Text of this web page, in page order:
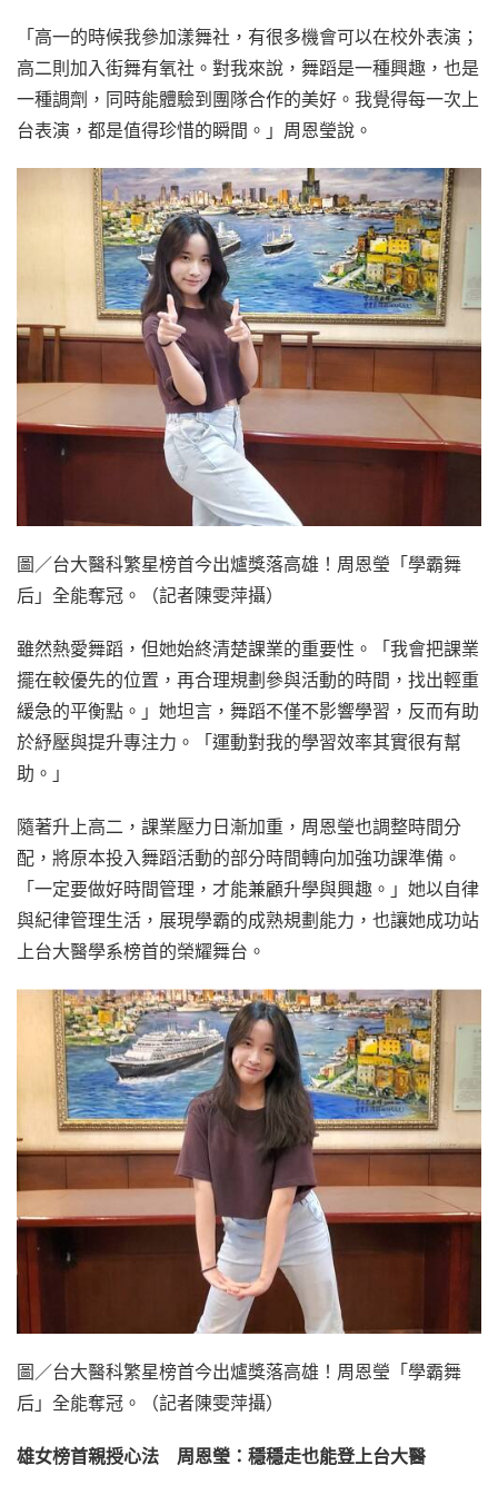
「高一的時候我參加漾舞社，有很多機會可以在校外表演；
高二則加入街舞有氧社。對我來說，舞蹈是一種興趣，也是
一種調劑，同時能體驗到團隊合作的美好。我覺得每一次上
台表演，都是值得珍惜的瞬間。」周恩瑩說。
圖／台大醫科繁星榜首今出爐獎落高雄！周恩瑩「學霸舞
后」全能奪冠。（記者陳雯萍攝）
雖然熱愛舞蹈，但她始終清楚課業的重要性。「我會把課業
擺在較優先的位置，再合理規劃參與活動的時間，找出輕重
緩急的平衡點。」她坦言，舞蹈不僅不影響學習，反而有助
於紓壓與提升專注力。「運動對我的學習效率其實很有幫
助。」
隨著升上高二，課業壓力日漸加重，周恩瑩也調整時間分
配，將原本投入舞蹈活動的部分時間轉向加強功課準備。
「一定要做好時間管理，才能兼顧升學與興趣。」她以自律
與紀律管理生活，展現學霸的成熟規劃能力，也讓她成功站
上台大醫學系榜首的榮耀舞台。
圖／台大醫科繁星榜首今出爐獎落高雄！周恩瑩「學霸舞
后」全能奪冠。（記者陳雯萍攝）
雄女榜首親授心法 周恩瑩：穩穩走也能登上台大醫